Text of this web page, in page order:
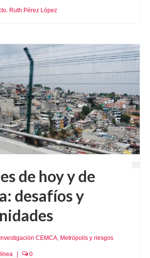
Ruth Pérez López
de hoy y de
desafíos y
Investigación CEMCA Metrópolis y riesgos
| 0